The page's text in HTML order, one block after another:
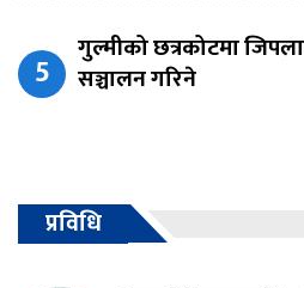
गुल्मीको छत्रकोटमा
सञ्चालन गरिने
प्रविधि